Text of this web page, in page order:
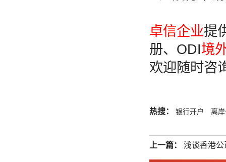
卓信企业提
册、ODI境
欢迎随时咨
热搜： 银行开户 离
上一篇： 浅谈香港